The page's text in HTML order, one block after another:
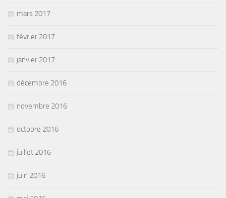
mars 2017
février 2017
janvier 2017
décembre 2016
novembre 2016
octobre 2016
juillet 2016
juin 2016